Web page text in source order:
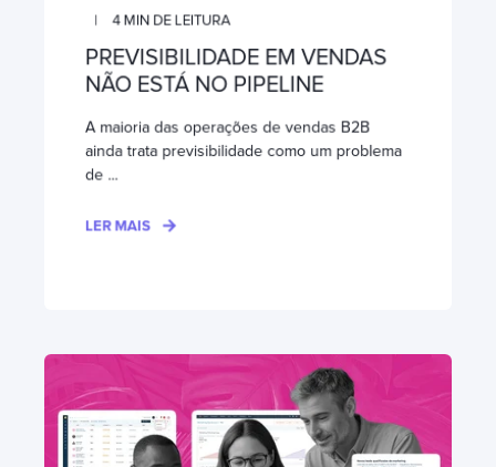
4MIN DE LEITURA
PREVISIBILIDADE EM VENDAS
NÃO ESTÁ NO PIPELINE
A maioria das operações de vendas B2B
ainda trata previsibilidade como um problema
de ...
LER MAIS